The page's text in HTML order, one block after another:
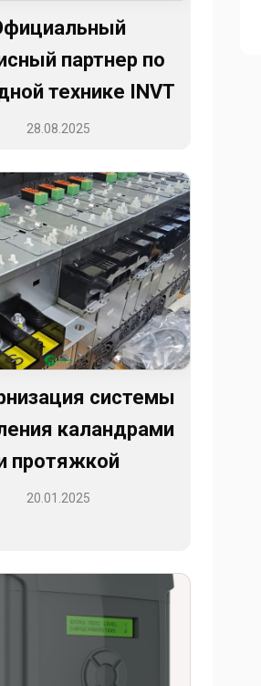
партнер по
технике INVT
28.08.2025
системы
каландрами
протяжкой
20.01.2025